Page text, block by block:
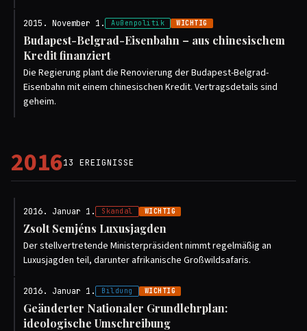
2015. November 1. Außenpolitik WICHTIG
Budapest-Belgrad-Eisenbahn – aus chinesischem
Kredit finanziert
Die Regierung plant die Renovierung der Budapest-Belgrad-
Eisenbahn mit einem chinesischen Kredit. Vertragsdetails sind
geheim.
201613 EREIGNISSE
2016. Januar 1. Skandal WICHTIG
Zsolt Semjéns Luxusjagden
Der stellvertretende Ministerpräsident nimmt regelmäßig an
Luxusjagden teil, darunter afrikanische Großwildsafaris.
2016. Januar 1. Bildung WICHTIG
Geänderter Nationaler Grundlehrplan:
ideologische Umschreibung